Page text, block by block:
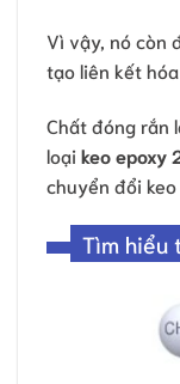
Vì vậy, nó còn
tạo liên kết
Chất đóng rắn
loại keo epoxy
chuyển đổi keo
Tìm hiểu